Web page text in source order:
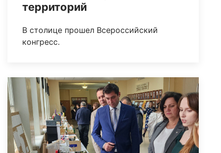
территорий
В столице прошел Всероссийский
конгресс.